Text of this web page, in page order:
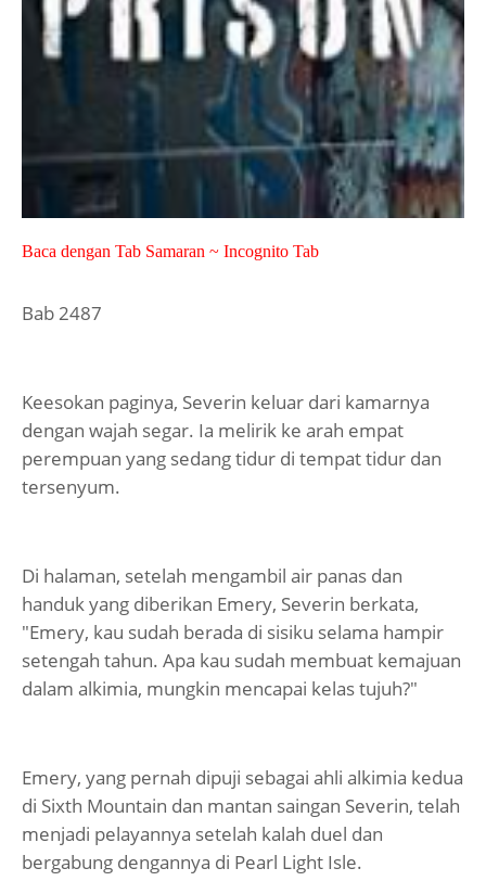
Baca dengan Tab Samaran ~ Incognito Tab
Bab 2487
Keesokan paginya, Severin keluar dari kamarnya
dengan wajah segar. Ia melirik ke arah empat
perempuan yang sedang tidur di tempat tidur dan
tersenyum.
Di halaman, setelah mengambil air panas dan
handuk yang diberikan Emery, Severin berkata,
"Emery, kau sudah berada di sisiku selama hampir
setengah tahun. Apa kau sudah membuat kemajuan
dalam alkimia, mungkin mencapai kelas tujuh?"
Emery, yang pernah dipuji sebagai ahli alkimia kedua
di Sixth Mountain dan mantan saingan Severin, telah
menjadi pelayannya setelah kalah duel dan
bergabung dengannya di Pearl Light Isle.